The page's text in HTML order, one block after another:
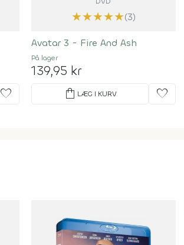
favorite
★★★★★(3)
Avatar 3 - Fire And Ash
På lager
139,95 kr
shopping_bag LÆG I KURV favorite